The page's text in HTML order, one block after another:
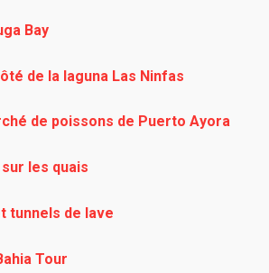
Bay
de la laguna Las Ninfas
de poissons de Puerto Ayora
les quais
tunnels de lave
Tour